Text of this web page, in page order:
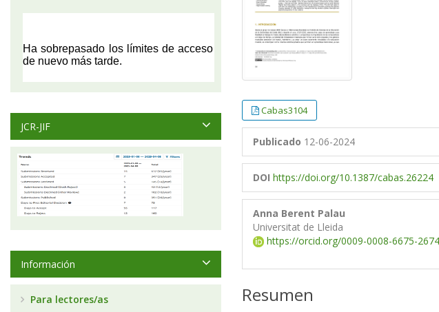
Cabas3104
Publicado 12-06-2024
DOI https://doi.org/10.1387/cabas.26224
Anna Berent Palau
Universitat de Lleida
https://orcid.org/0009-0008-6675-2674
Resumen
JCR-JIF
Información
Para lectores/as